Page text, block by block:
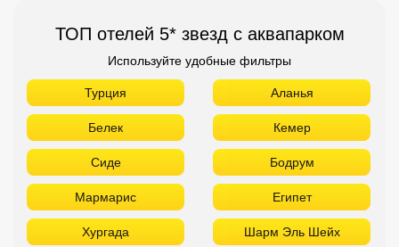
ТОП отелей 5* звезд с аквапарком
Используйте удобные фильтры
Турция Аланья
Белек Кемер
Сиде Бодрум
Мармарис Египет
Хургада Шарм Эль Шейх